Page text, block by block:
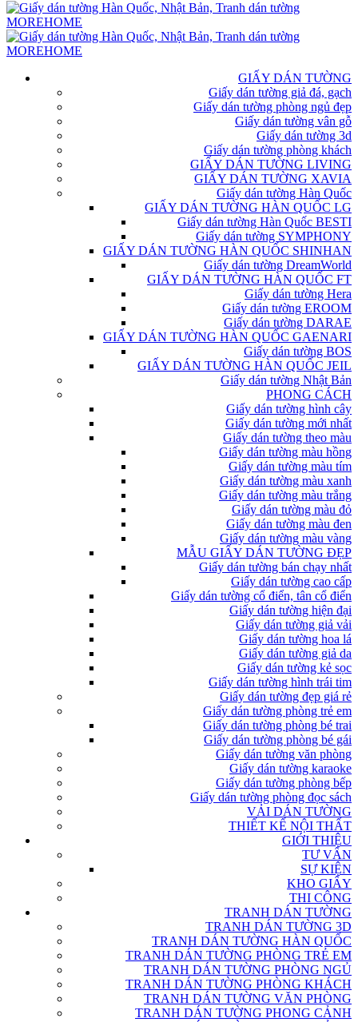
GIẤY DÁN TƯỜNG
Giấy dán tường giả đá, gạch
Giấy dán tường phòng ngủ đẹp
Giấy dán tường vân gỗ
Giấy dán tường 3d
Giấy dán tường phòng khách
GIẤY DÁN TƯỜNG LIVING
GIẤY DÁN TƯỜNG XAVIA
Giấy dán tường Hàn Quốc
GIẤY DÁN TƯỜNG HÀN QUỐC LG
Giấy dán tường Hàn Quốc BESTI
Giấy dán tường SYMPHONY
GIẤY DÁN TƯỜNG HÀN QUỐC SHINHAN
Giấy dán tường DreamWorld
GIẤY DÁN TƯỜNG HÀN QUỐC FT
Giấy dán tường Hera
Giấy dán tường EROOM
Giấy dán tường DARAE
GIẤY DÁN TƯỜNG HÀN QUỐC GAENARI
Giấy dán tường BOS
GIẤY DÁN TƯỜNG HÀN QUỐC JEIL
Giấy dán tường Nhật Bản
PHONG CÁCH
Giấy dán tường hình cây
Giấy dán tường mới nhất
Giấy dán tường theo màu
Giấy dán tường màu hồng
Giấy dán tường màu tím
Giấy dán tường màu xanh
Giấy dán tường màu trắng
Giấy dán tường màu đỏ
Giấy dán tường màu đen
Giấy dán tường màu vàng
MẪU GIẤY DÁN TƯỜNG ĐẸP
Giấy dán tường bán chạy nhất
Giấy dán tường cao cấp
Giấy dán tường cổ điển, tân cổ điển
Giấy dán tường hiện đại
Giấy dán tường giả vải
Giấy dán tường hoa lá
Giấy dán tường giả da
Giấy dán tường kẻ sọc
Giấy dán tường hình trái tim
Giấy dán tường đẹp giá rẻ
Giấy dán tường phòng trẻ em
Giấy dán tường phòng bé trai
Giấy dán tường phòng bé gái
Giấy dán tường văn phòng
Giấy dán tường karaoke
Giấy dán tường phòng bếp
Giấy dán tường phòng đọc sách
VẢI DÁN TƯỜNG
THIẾT KẾ NỘI THẤT
GIỚI THIỆU
TƯ VẤN
SỰ KIỆN
KHO GIẤY
THI CÔNG
TRANH DÁN TƯỜNG
TRANH DÁN TƯỜNG 3D
TRANH DÁN TƯỜNG HÀN QUỐC
TRANH DÁN TƯỜNG PHÒNG TRẺ EM
TRANH DÁN TƯỜNG PHÒNG NGỦ
TRANH DÁN TƯỜNG PHÒNG KHÁCH
TRANH DÁN TƯỜNG VĂN PHÒNG
TRANH DÁN TƯỜNG PHONG CẢNH